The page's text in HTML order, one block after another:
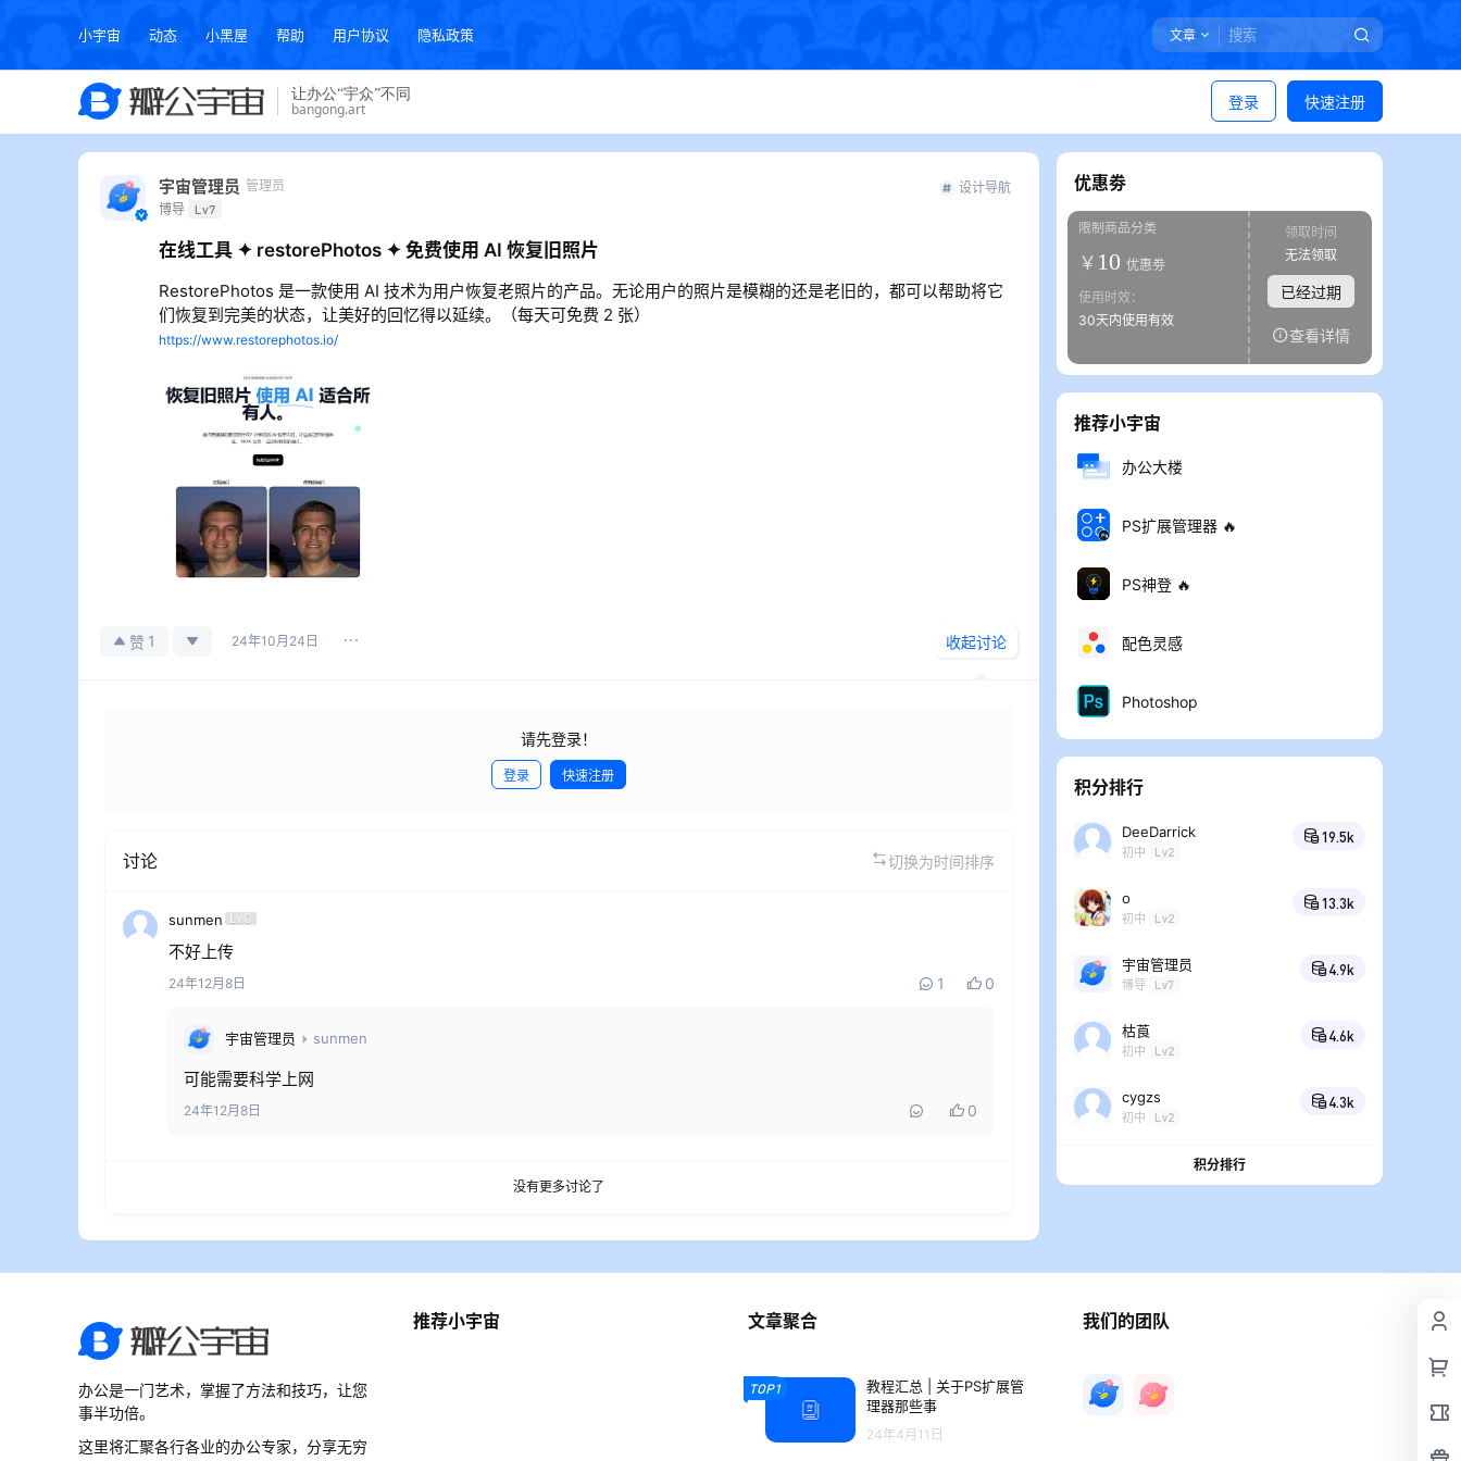
小宇宙 动态 小黑屋 帮助 用户协议 隐私政策 文章
登录 快速注册
宇宙管理员 管理员
博导 Lv7
设计导航
在线工具 ✦ restorePhotos ✦ 免费使用 AI 恢复旧照片
RestorePhotos 是一款使用 AI 技术为用户恢复老照片的产品。无论用户的照片是模糊的还是老旧的，都可以帮助将它
们恢复到完美的状态，让美好的回忆得以延续。（每天可免费 2 张）
https://www.restorephotos.io/
赞 1 24年10月24日 收起讨论
请先登录！
登录 快速注册
讨论 切换为时间排序
sunmen Lv0
不好上传
24年12月8日 1 0
宇宙管理员 sunmen
可能需要科学上网
24年12月8日 0
没有更多讨论了
优惠劵
限制商品分类
￥ 10 优惠劵
使用时效：
30天内使用有效
领取时间
无法领取
已经过期
查看详情
推荐小宇宙
办公大楼
PS扩展管理器 🔥
PS神登 🔥
配色灵感
Photoshop
积分排行
DeeDarrick
初中 Lv2
19.5k
o
初中 Lv2
13.3k
宇宙管理员
博导 Lv7
4.9k
枯莨
初中 Lv2
4.6k
cygzs
初中 Lv2
4.3k
积分排行
办公是一门艺术，掌握了方法和技巧，让您
事半功倍。
这里将汇聚各行各业的办公专家，分享无穷
推荐小宇宙 文章聚合
TOP1
教程汇总 | 关于PS扩展管
理器那些事
24年4月11日
我们的团队